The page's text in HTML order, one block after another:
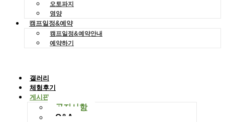
오토파지
영양
캠프일정&예약
캠프일정&예약안내
예약하기
갤러리
체험후기
게시판
공지사항
Q&A